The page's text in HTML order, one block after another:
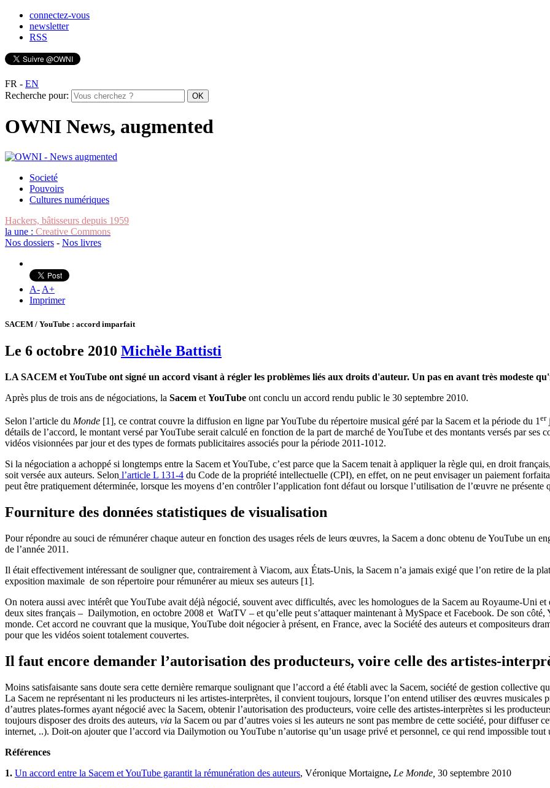
connectez-vous
newsletter
RSS
FR - EN
Recherche pour:
OWNI News, augmented
Societé
Pouvoirs
Cultures numériques
Hackers, bâtisseurs depuis 1959
la une : Creative Commons
Nos dossiers - Nos livres
A- A+
Imprimer
SACEM / YouTube : accord imparfait
Le 6 octobre 2010 Michèle Battisti
LA SACEM et YouTube ont signé un accord visant à régler les problèmes liés aux droits d'auteur. Un pas en avant très modeste
Après plus de trois ans de négociations, la Sacem et YouTube ont conclu un accord rendu public le 30 septembre 2010.
Selon l’article du Monde [1], ce contrat couvre la diffusion en ligne par YouTube du répertoire musical géré par la Sacem et la période du 1er
détails de l’accord, le montant versé par YouTube serait calculé en fonction de la part de marché de YouTube et des montants versés par
vidéos visionnées par jour et des types de formats publicitaires associés pour la période 2011-1012.
Si la négociation a achoppé si longtemps entre la Sacem et YouTube, c’est parce que la Sacem tenait à appliquer la règle qui, en droit
soit versée aux auteurs. Selon l’article L 131-4 du Code de la propriété intellectuelle (CPI), en effet, on ne peut envisager un paiement
peut être pratiquement déterminée, lorsque les moyens d’en contrôler l’application font défaut ou lorsque l’utilisation de l’œuvre ne présente
Fourniture des données statistiques de visualisation
Pour répondre au souci de rémunérer chaque auteur en fonction des usages réels de leurs œuvres, la Sacem a donc obtenu de YouTube un
de l’année 2011.
Il était effectivement intéressant de souligner que, contrairement à Viacom, aux États-Unis, la Sacem n’a jamais exigé que l’on retire de la
exposition maximale de son répertoire pour rémunérer au mieux ses auteurs [1].
On notera aussi avec intérêt que YouTube avait déjà négocié, souvent avec difficultés, avec les homologues de la Sacem au Royaume-Uni
deux sites français – Dailymotion, en octobre 2008 et WatTV – et qu’elle peut s’attaquer maintenant à MySpace et Facebook. De son côté,
monde. Cet accord ne couvrant que la musique, YouTube doit négocier à présent, en France, avec la Société des auteurs et compositeurs
pour que les vidéos soient totalement couvertes.
Il faut encore demander l’autorisation des producteurs, voire celle des artistes-
Moins satisfaisante sans doute sera cette dernière remarque soulignant que l’accord a été établi avec la Sacem, société de gestion collective
La Sacem ne représentant ni les producteurs ni les artistes-interprètes, il convient toujours, lorsque l’on entend utiliser des œuvres musicales
d’autres plates-formes ayant négocié avec la Sacem, obtenir l’autorisation des producteurs, voire celle des artistes-interprètes si les
toujours disposer des droits des auteurs, via la Sacem ou par d’autres voies si les auteurs ne sont pas membre de cette société, pour diffuser
internet, ..). Doit-on ajouter que l’accord via Dailymotion ou YouTube n’autorise qu’un usage privé et personnel, ce qui rend impossible
Références
1. Un accord entre la Sacem et YouTube garantit la rémunération des auteurs, Véronique Mortaigne, Le Monde, 30 septembre 2010